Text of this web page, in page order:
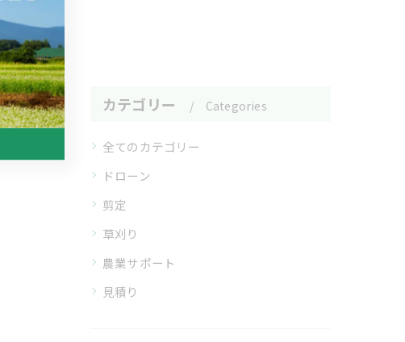
カテゴリー Categories
全てのカテゴリー
ドローン
剪定
草刈り
農業サポート
見積り